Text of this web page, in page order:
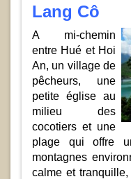
Lang Cô
A mi-chemin
entre Hué et Hoi
An, un village de
pêcheurs, une
petite église au
milieu des
cocotiers et une
plage qui offre
montagnes
calme et